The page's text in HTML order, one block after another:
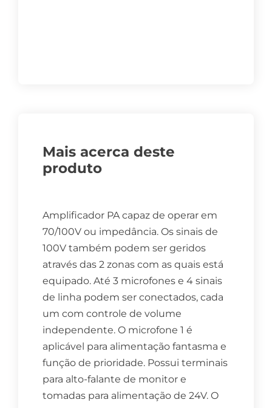
Mais acerca deste
produto
Amplificador PA capaz de operar em
70/100V ou impedância. Os sinais de
100V também podem ser geridos
através das 2 zonas com as quais está
equipado. Até 3 microfones e 4 sinais
de linha podem ser conectados, cada
um com controle de volume
independente. O microfone 1 é
aplicável para alimentação fantasma e
função de prioridade. Possui terminais
para alto-falante de monitor e
tomadas para alimentação de 24V. O